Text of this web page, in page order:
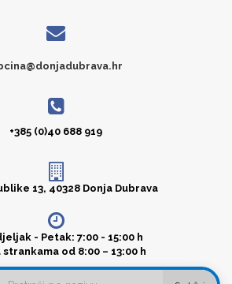
+385 (0)40 688 919
13, 40328 Donja Dubrava
- Petak: 7:00 - 15:00 h
strankama od 8:00 – 13:00 h